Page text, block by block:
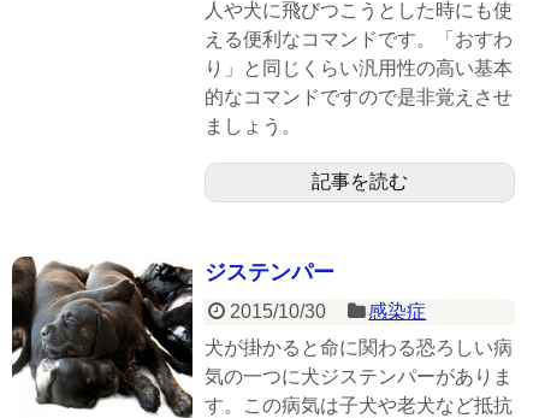
人や犬に飛びつこうとした時にも使
える便利なコマンドです。「おすわ
り」と同じくらい汎用性の高い基本
的なコマンドですので是非覚えさせ
ましょう。
記事を読む
ジステンパー
2015/10/30
感染症
犬が掛かると命に関わる恐ろしい病
気の一つに犬ジステンパーがありま
す。この病気は子犬や老犬など抵抗